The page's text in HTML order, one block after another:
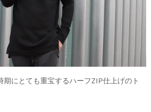
期にとても重宝するハーフZIP仕上げのト